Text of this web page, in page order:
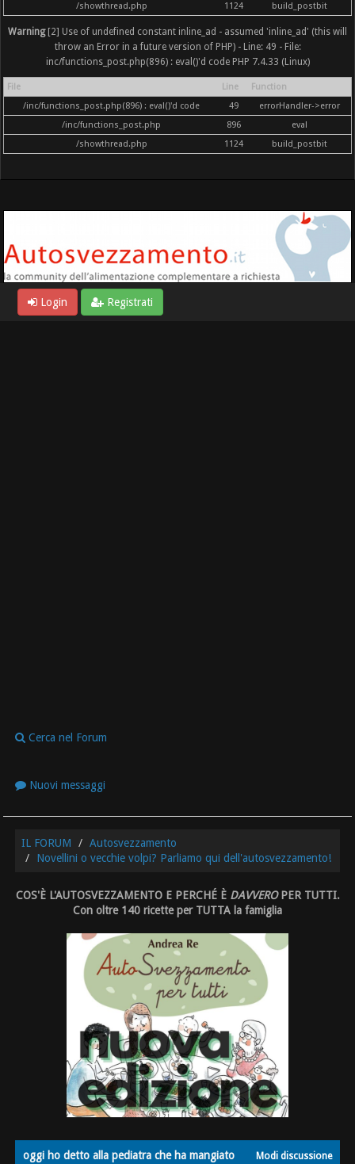
/showthread.php
1124 build_postbit
Warning[2] Use of undefined constant inline_ad - assumed 'inline_ad' (this will
throw an Error in a future version of PHP) - Line: 49 - File:
inc/functions_post.php(896) : eval()'d code PHP 7.4.33 (Linux)
File Line
Function
/inc/functions_post.php(896) : eval()'d code
49
errorHandler->error
/inc/functions_post.php
896
eval
/showthread.php
1124 build_postbit
Login Registrati
Cerca nel Forum
Nuovi messaggi
IL FORUM
Autosvezzamento
Novellini o vecchie volpi? Parliamo qui dell'autosvezzamento!
COS'È L'AUTOSVEZZAMENTO E PERCHÉ È DAVVEROPER TUTTI.
Con oltre 140 ricette per TUTTA la famiglia
Modi discussione
oggi ho detto alla pediatra che ha mangiato